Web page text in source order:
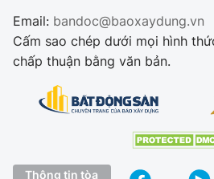
Email: bandoc@baoxaydung.vn
Cấm sao chép dưới mọi hình
chấp thuận bằng văn bản.
Thông tin tòa